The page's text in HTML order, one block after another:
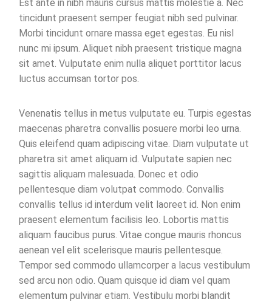
Est ante in nibh mauris cursus mattis molestie a. Nec
tincidunt praesent semper feugiat nibh sed pulvinar.
Morbi tincidunt ornare massa eget egestas. Eu nisl
nunc mi ipsum. Aliquet nibh praesent tristique magna
sit amet. Vulputate enim nulla aliquet porttitor lacus
luctus accumsan tortor pos.
Venenatis tellus in metus vulputate eu. Turpis egestas
maecenas pharetra convallis posuere morbi leo urna.
Quis eleifend quam adipiscing vitae. Diam vulputate ut
pharetra sit amet aliquam id. Vulputate sapien nec
sagittis aliquam malesuada. Donec et odio
pellentesque diam volutpat commodo. Convallis
convallis tellus id interdum velit laoreet id. Non enim
praesent elementum facilisis leo. Lobortis mattis
aliquam faucibus purus. Vitae congue mauris rhoncus
aenean vel elit scelerisque mauris pellentesque.
Tempor sed commodo ullamcorper a lacus vestibulum
sed arcu non odio. Quam quisque id diam vel quam
elementum pulvinar etiam. Vestibulu morbi blandit